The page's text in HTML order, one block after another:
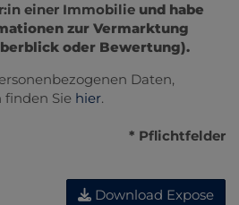
einer Immobilie und habe
zur Vermarktung
oder Bewertung).
Daten,
Sie hier.
* Pflichtfelder
Download Expose